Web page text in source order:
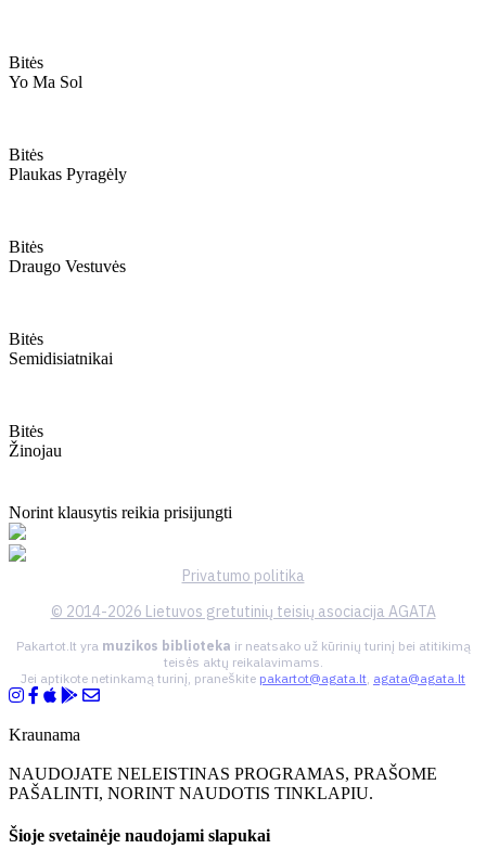
Bitės
Yo Ma Sol
Bitės
Plaukas Pyragėly
Bitės
Draugo Vestuvės
Bitės
Semidisiatnikai
Bitės
Žinojau
Norint klausytis reikia prisijungti
Privatumo politika
© 2014-2026 Lietuvos gretutinių teisių asociacija AGATA
Pakartot.lt yra muzikos biblioteka ir neatsako už kūrinių turinį bei atitikimą
teisės aktų reikalavimams.
Jei aptikote netinkamą turinį, praneškite pakartot@agata.lt, agata@agata.lt
Kraunama
NAUDOJATE NELEISTINAS PROGRAMAS, PRAŠOME
PAŠALINTI, NORINT NAUDOTIS TINKLAPIU.
Šioje svetainėje naudojami slapukai